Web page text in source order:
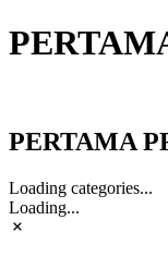
PERTAMA
Loading categories...
Loading...